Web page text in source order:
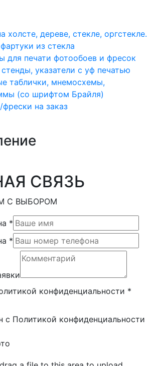
холсте, дереве, стекле, оргстекле.
из стекла
для печати фотообоев и фресок
указатели с уф печатью
таблички, мнемосхемы,
(со шрифтом Брайля)
на заказ
СВЯЗЬ
С ВЫБОРОМ
*
*
конфиденциальности *
с Политикой конфиденциальности